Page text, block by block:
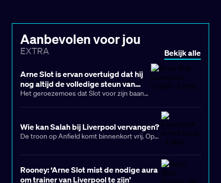
Aanbevolen voor jou
EXTRA Bekijk alle
Arne Slot is ervan overtuigd dat hij
nog altijd de volledige steun van
Liverpool-bestuur heeft
Het geroezemoes dat Slot voor zijn baan
Wie kan Salah bij Liverpool vervangen?
De troon op Anfield komt binnenkort vrij. Op
Liverpool bekend dat Mohamed Salah, een
clubgeschiedenis, de Reds aan het einde van
het seizoen zal verlaten. De Egyptische ster
Rooney: ‘Arne Slot mist de nodige aura
om trainer van Liverpool te zijn’